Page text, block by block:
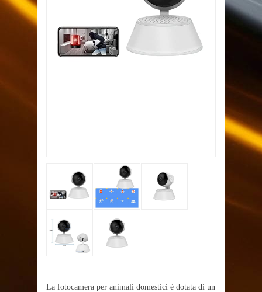
La fotocamera per animali domestici è dotata di un